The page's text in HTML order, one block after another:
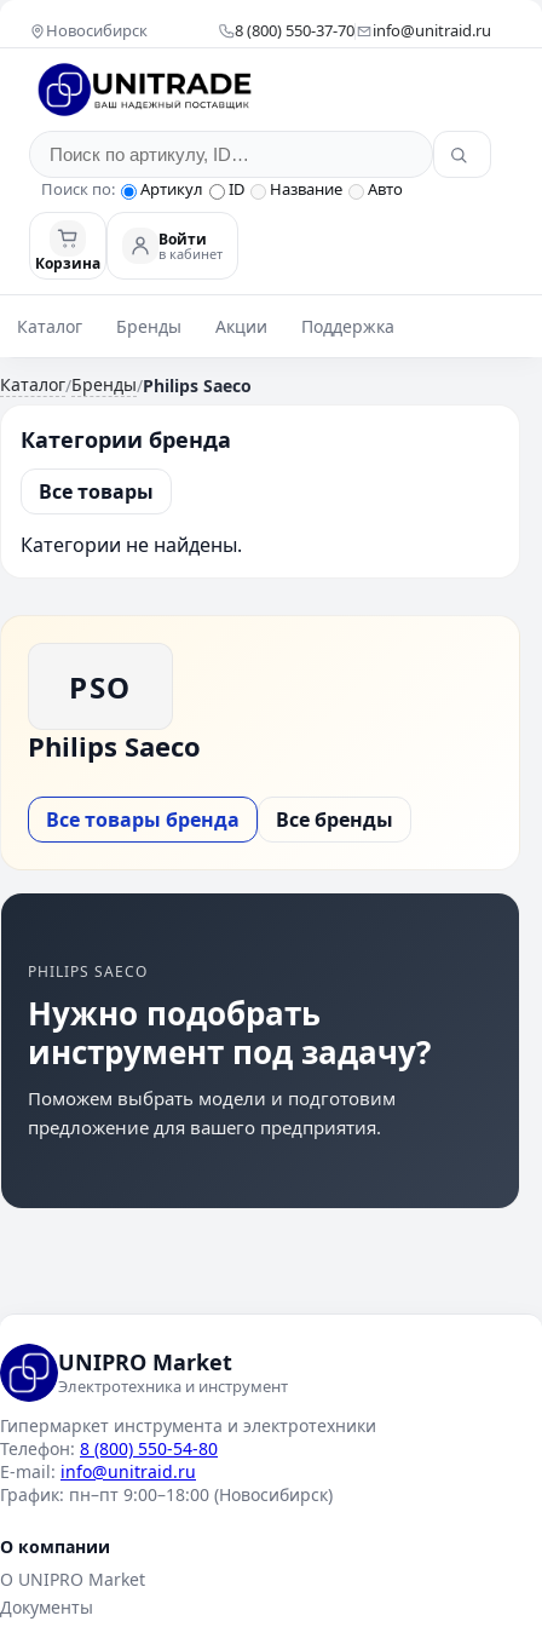
Новосибирск 8 (800) 550-37-70 info@unitraid.ru
Поиск по: Артикул ID Название Авто
Корзина
Войти
в кабинет
Каталог Бренды Акции Поддержка
Каталог/Бренды/Philips Saeco
Категории бренда
Все товары
Категории не найдены.
PSO
Philips Saeco
Все товары бренда Все бренды
PHILIPS SAECO
Нужно подобрать
инструмент под задачу?
Поможем выбрать модели и подготовим
предложение для вашего предприятия.
UNIPRO Market
Электротехника и инструмент
Гипермаркет инструмента и электротехники
Телефон: 8 (800) 550-54-80
E-mail: info@unitraid.ru
График: пн–пт 9:00–18:00 (Новосибирск)
О компании
О UNIPRO Market
Документы